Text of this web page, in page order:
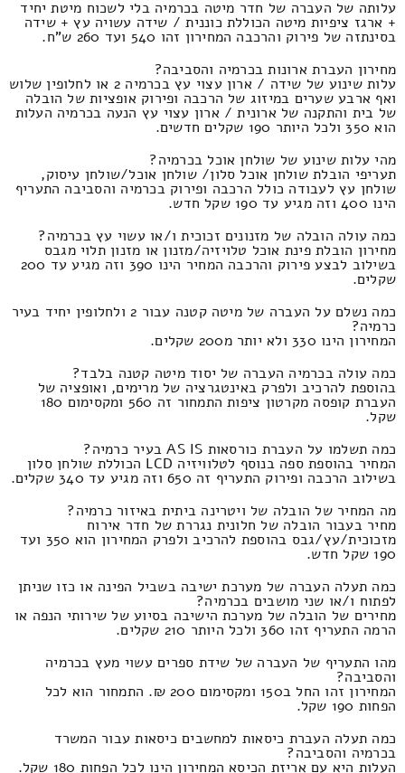
עלותה של העברה של חדר מיטה בכרמיה בלי לשכוח מיטת יחיד
+ ארגז ציפיות מיטה הכוללת כוננית / שידה עשויה עץ + שידה
בסינתזה של פירוק והרכבה המחירון זהו 540 ועד 260 ש"ח.
מחירון העברת ארונות בכרמיה והסביבה?
עלות שינוע של שידה / ארון עצוי עץ בכרמיה 2 או לחלופין שלוש
ואף ארבע שערים במיזוג של הרכבה ופירוק אופציות של הובלה
של בית והתקנה של ארונית / ארון עצוי עץ הנעה בכרמיה העלות
הוא 350 ולכל היותר 190 שקלים חדשים.
מהי עלות שינוע של שולחן אוכל בכרמיה?
תעריפי הובלת שולחן אוכל סלון/ שולחן אוכל/שולחן עיסוק,
שולחן עץ לעבודה כולל הרכבה ופירוק בכרמיה והסביבה התעריף
הינו 400 וזה מגיע עד 190 שקל חדש.
כמה עולה הובלה של מזנונים זכוכית ו/או עשוי עץ בכרמיה?
מחירון הובלת פינת אוכל טלויזיה/מזנון או מזנון תלוי מגבס
בשילוב לבצע פירוק והרכבה המחיר הינו 390 וזה מגיע עד 200
שקלים.
כמה נשלם על העברה של מיטה קטנה עבור 2 ולחלופין יחיד בעיר
כרמיה?
המחירון הינו 330 ולא יותר מ200 שקלים.
כמה עולה בכרמיה העברה של יסוד מיטה קטנה בלבד?
בהוספת להרכיב ולפרק באינטגרציה של מרימים, ואופציה של
העברת קופסה מקרטון ציפות התמחור זה 560 ומקסימום 180
שקל.
כמה תשלמו על העברת כורסאות AS IS בעיר כרמיה?
המחיר בהוספת ספה בנוסף לטלוויזיה LCD הכוללת שולחן סלון
בשילוב הרכבה ופירוק התעריף זה 650 וזה מגיע עד 340 שקלים.
מה המחיר של הובלה של ויטרינה ביתית באיזור כרמיה?
מחיר בעבור הובלה של חלונית נגררת של חדר אירוח
מזכוכית/עץ/גבס בהוספת להרכיב ולפרק המחירון הוא 350 ועד
190 שקל חדש.
כמה תעלה העברה של מערכת ישיבה בשביל הפינה או כזו שניתן
לפתוח ו/או שני מושבים בכרמיה?
מחירים של הובלה של מערכת הישיבה בסיוע של שירותי הנפה או
הרמה התעריף זהו 360 ולכל היותר 210 שקלים.
מהו התעריף של העברה של שידת ספרים עשוי מעץ בכרמיה
והסביבה?
המחירון זהו החל ב150 ומקסימום 200 ₪. התמחור הוא לכל
הפחות 190 שקל.
כמה תעלה העברת כיסאות למחשבים כיסאות עבור המשרד
בכרמיה והסביבה?
העלות היא עם אריזת הכיסא המחירון הינו לכל הפחות 180 שקל.